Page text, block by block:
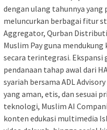
dengan ulang tahunnya
meluncurkan berbagai fitur
Aggregator, Qurban
Muslim Pay guna
secara terintegrasi.
pendanaan tahap awal dari
syariah bersama ADL
yang aman, etis, dan sesuai
teknologi, Muslim AI
konten edukasi multimedia